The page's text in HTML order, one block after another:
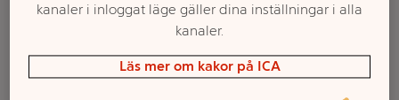
Lättyoghurt Mild
Naturell Ekologisk
kanaler i inloggat läge gäller dina inställningar i alla
kanaler.
Läs mer om kakor på ICA